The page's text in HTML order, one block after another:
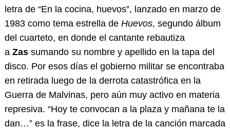
letra de “En la cocina, huevos”, lanzado en marzo de
1983 como tema estrella de Huevos, segundo álbum
del cuarteto, en donde el cantante rebautiza
a Zas sumando su nombre y apellido en la tapa del
disco. Por esos días el gobierno militar se encontraba
en retirada luego de la derrota catastrófica en la
Guerra de Malvinas, pero aún muy activo en materia
represiva. “Hoy te convocan a la plaza y mañana te la
dan…” es la frase, dice la letra de la canción marcada